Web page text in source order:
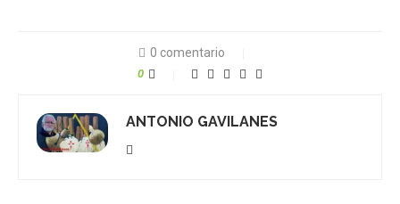
0 comentario
0
ANTONIO GAVILANES